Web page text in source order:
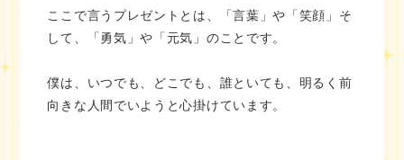
ここで言うプレゼントとは、「言葉」や「笑顔」そ
して、「勇気」や「元気」のことです。
僕は、いつでも、どこでも、誰といても、明るく前
向きな人間でいようと心掛けています。